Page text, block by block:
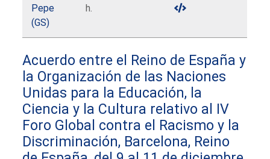
Pepe
(GS)
h.
Acuerdo entre el Reino de España y
la Organización de las Naciones
Unidas para la Educación, la
Ciencia y la Cultura relativo al IV
Foro Global contra el Racismo y la
Discriminación, Barcelona, Reino